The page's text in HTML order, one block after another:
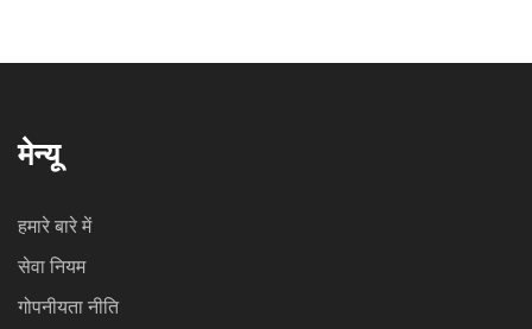
मेन्यू
हमारे बारे में
सेवा नियम
गोपनीयता नीति